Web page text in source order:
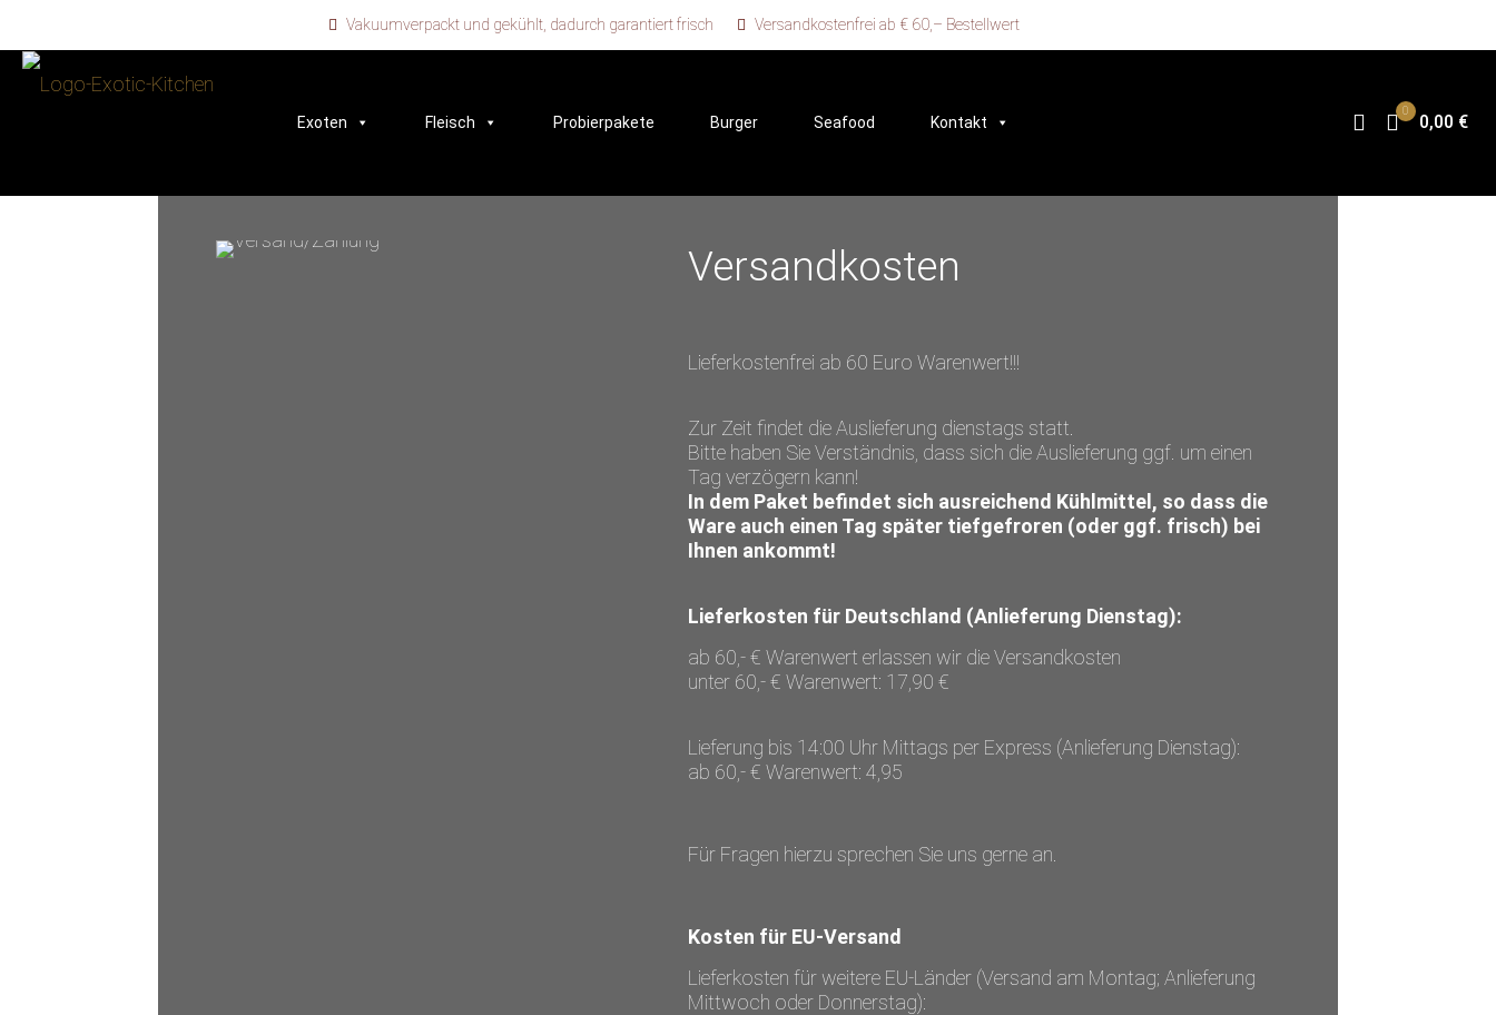
Vakuumverpackt und gekühlt, dadurch garantiert frisch Versandkostenfrei ab € 60,– Bestellwert
Exoten Fleisch Probierpakete Burger Seafood Kontakt
0
0,00 €
Versandkosten
Lieferkostenfrei ab 60 Euro Warenwert!!!
Zur Zeit findet die Auslieferung dienstags statt.
Bitte haben Sie Verständnis, dass sich die Auslieferung ggf. um einen
Tag verzögern kann!
In dem Paket befindet sich ausreichend Kühlmittel, so dass die
Ware auch einen Tag später tiefgefroren (oder ggf. frisch) bei
Ihnen ankommt!
Lieferkosten für Deutschland (Anlieferung Dienstag):
ab 60,- € Warenwert erlassen wir die Versandkosten
unter 60,- € Warenwert: 17,90 €
Lieferung bis 14:00 Uhr Mittags per Express (Anlieferung Dienstag):
ab 60,- € Warenwert: 4,95
Für Fragen hierzu sprechen Sie uns gerne an.
Kosten für EU-Versand
Lieferkosten für weitere EU-Länder (Versand am Montag; Anlieferung
Mittwoch oder Donnerstag):